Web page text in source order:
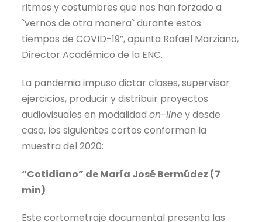
ritmos y costumbres que nos han forzado a
`vernos de otra manera` durante estos
tiempos de COVID-19”, apunta Rafael Marziano,
Director Académico de la ENC.
La pandemia impuso dictar clases, supervisar
ejercicios, producir y distribuir proyectos
audiovisuales en modalidadon-liney desde
casa, los siguientes cortos conforman la
muestra del 2020:
“Cotidiano” de María José Bermúdez (7
min)
Este cortometraje documental presenta las